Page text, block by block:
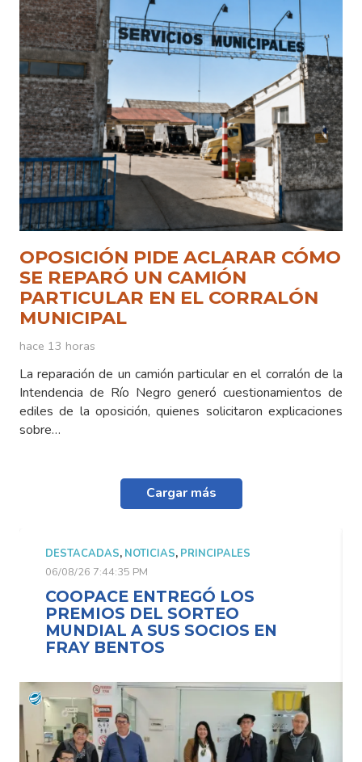
OPOSICIÓN PIDE ACLARAR CÓMO
SE REPARÓ UN CAMIÓN
PARTICULAR EN EL CORRALÓN
MUNICIPAL
hace 13 horas
La reparación de un camión particular en el corralón de la
Intendencia de Río Negro generó cuestionamientos de
ediles de la oposición, quienes solicitaron explicaciones
sobre…
Cargar más
DESTACADAS,NOTICIAS,PRINCIPALES
06/08/26 7:44:35 PM
COOPACE ENTREGÓ LOS
PREMIOS DEL SORTEO
MUNDIAL A SUS SOCIOS EN
FRAY BENTOS